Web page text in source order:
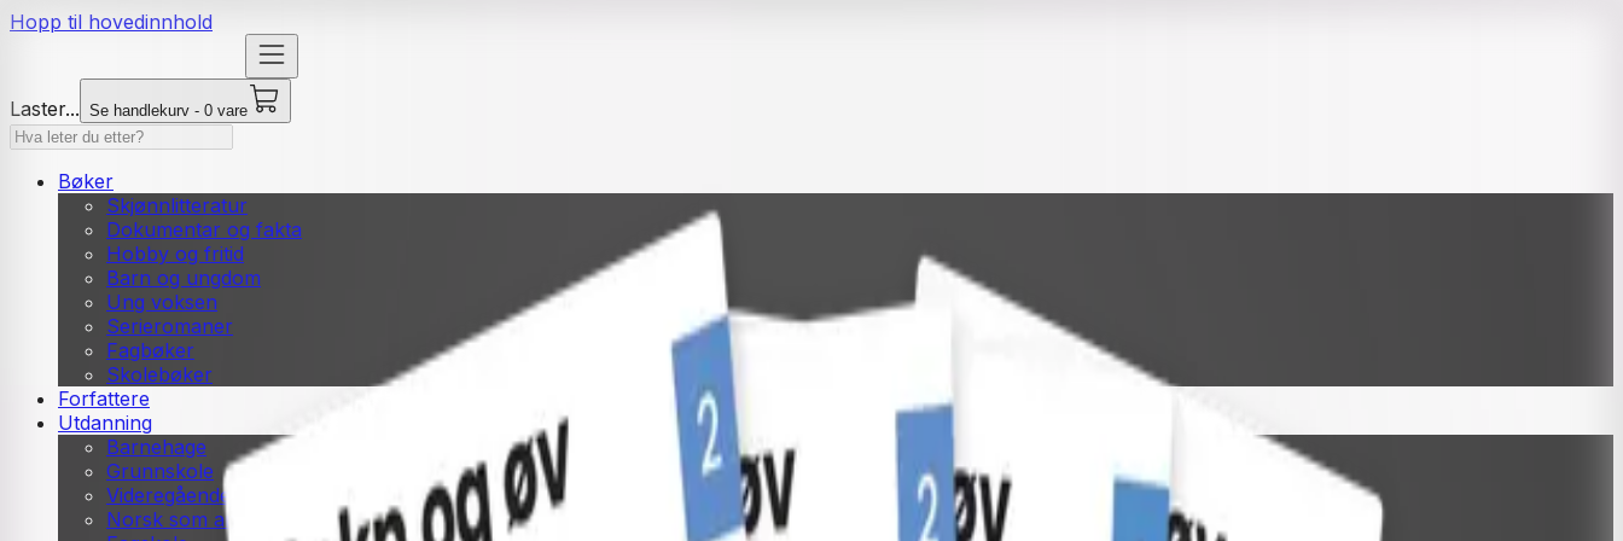
Hopp til hovedinnhold
Laster... Se handlekurv - 0 vare
Bøker
Skjønnlitteratur
Dokumentar og fakta
Hobby og fritid
Barn og ungdom
Ung voksen
Serieromaner
Fagbøker
Skolebøker
Forfattere
Utdanning
Barnehage
Grunnskole
Videregående
Norsk som andrespråk